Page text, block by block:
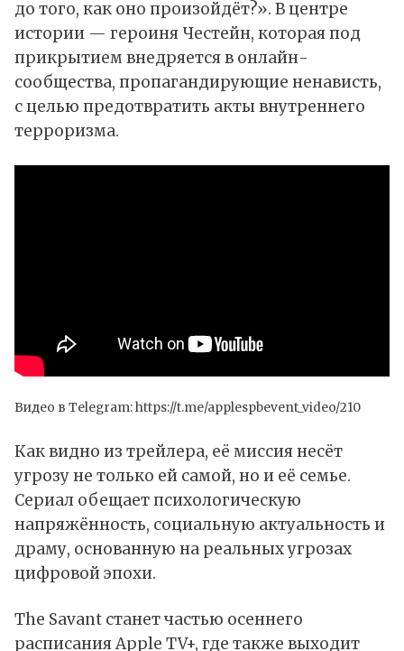
до того, как оно произойдёт?». В центре
истории — героиня Честейн, которая под
прикрытием внедряется в онлайн-
сообщества, пропагандирующие ненависть,
с целью предотвратить акты внутреннего
терроризма.
Видео в Telegram:https://t.me/applespbevent_video/210
Как видно из трейлера, её миссия несёт
угрозу не только ей самой, но и её семье.
Сериал обещает психологическую
напряжённость, социальную актуальность и
драму, основанную на реальных угрозах
цифровой эпохи.
The Savant станет частью осеннего
расписания Apple TV+, где также выходит